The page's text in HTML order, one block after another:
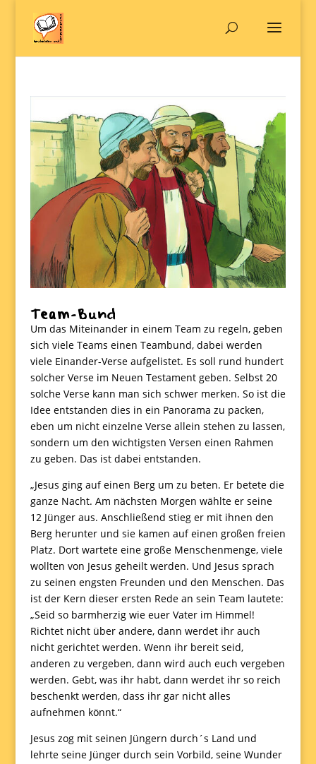
Team-Bund
Um das Miteinander in einem Team zu regeln, geben
sich viele Teams einen Teambund, dabei werden
viele Einander-Verse aufgelistet. Es soll rund hundert
solcher Verse im Neuen Testament geben. Selbst 20
solche Verse kann man sich schwer merken. So ist die
Idee entstanden dies in ein Panorama zu packen,
eben um nicht einzelne Verse allein stehen zu lassen,
sondern um den wichtigsten Versen einen Rahmen
zu geben. Das ist dabei entstanden.
„Jesus ging auf einen Berg um zu beten. Er betete die
ganze Nacht. Am nächsten Morgen wählte er seine
12 Jünger aus. Anschließend stieg er mit ihnen den
Berg herunter und sie kamen auf einen großen freien
Platz. Dort wartete eine große Menschenmenge, viele
wollten von Jesus geheilt werden. Und Jesus sprach
zu seinen engsten Freunden und den Menschen. Das
ist der Kern dieser ersten Rede an sein Team lautete:
„Seid so barmherzig wie euer Vater im Himmel!
Richtet nicht über andere, dann werdet ihr auch
nicht gerichtet werden. Wenn ihr bereit seid,
anderen zu vergeben, dann wird auch euch vergeben
werden. Gebt, was ihr habt, dann werdet ihr so reich
beschenkt werden, dass ihr gar nicht alles
aufnehmen könnt.“
Jesus zog mit seinen Jüngern durch´s Land und
lehrte seine Jünger durch sein Vorbild, seine Wunder